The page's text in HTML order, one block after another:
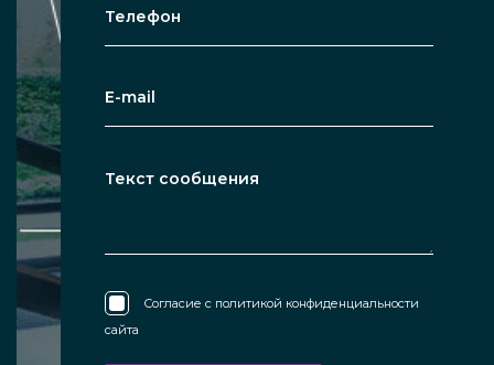
Согласие с политикой конфиденциальности
сайта